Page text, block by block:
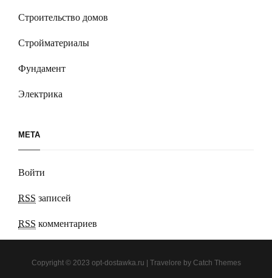
Строительство домов
Стройматериалы
Фундамент
Электрика
МЕТА
Войти
RSS записей
RSS комментариев
Copyright © 2023 opt-dostawka.ru | Travelore by Catch Themes